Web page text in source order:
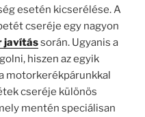
esetén kicserélése. A
cseréje egy nagyon
javítássorán. Ugyanis a
hiszen az egyik
motorkerékpárunkkal
cseréje különös
mentén speciálisan